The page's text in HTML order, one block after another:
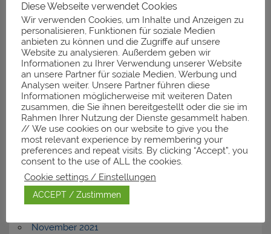
Neueste Kommentare
Archiv
November 2025
März 2025
Januar 2025
Dezember 2024
Februar 2024
November 2023
September 2023
Dezember 2022
Juli 2022
November 2021
Diese Webseite verwendet Cookies
Wir verwenden Cookies, um Inhalte und Anzeigen zu
personalisieren, Funktionen für soziale Medien
anbieten zu können und die Zugriffe auf unsere
Website zu analysieren. Außerdem geben wir
Informationen zu Ihrer Verwendung unserer Website
an unsere Partner für soziale Medien, Werbung und
Analysen weiter. Unsere Partner führen diese
Informationen möglicherweise mit weiteren Daten
zusammen, die Sie ihnen bereitgestellt oder die sie im
Rahmen Ihrer Nutzung der Dienste gesammelt haben.
// We use cookies on our website to give you the
most relevant experience by remembering your
preferences and repeat visits. By clicking “Accept”, you
consent to the use of ALL the cookies.
Cookie settings / Einstellungen
ACCEPT / Zustimmen